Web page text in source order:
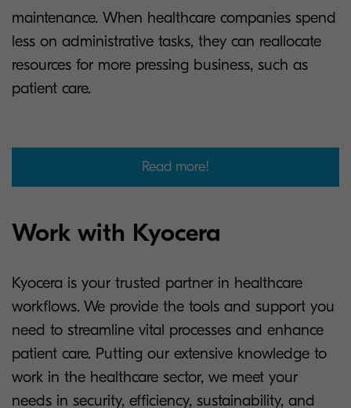
maintenance. When healthcare companies spend
less on administrative tasks, they can reallocate
resources for more pressing business, such as
patient care.
Read more!
Work with Kyocera
Kyocera is your trusted partner in healthcare
workflows. We provide the tools and support you
need to streamline vital processes and enhance
patient care. Putting our extensive knowledge to
work in the healthcare sector, we meet your
needs in security, efficiency, sustainability, and